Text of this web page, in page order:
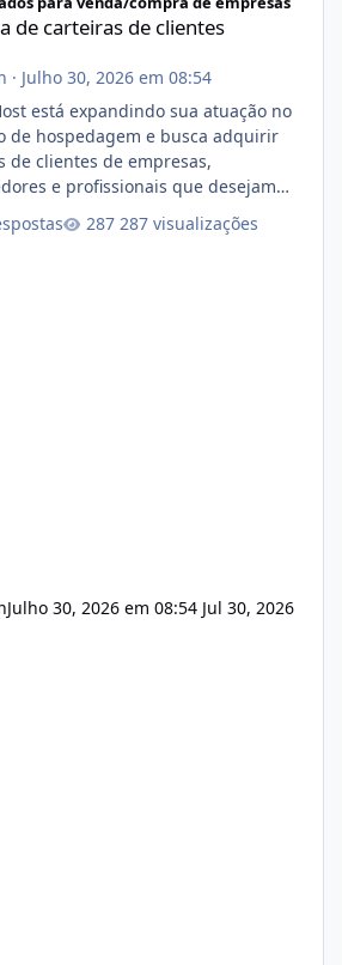
de carteiras de clientes
· Julho 30, 2026 em 08:54
está expandindo sua atuação no
de hospedagem e busca adquirir
de clientes de empresas,
e profissionais que desejam
Se você possui clientes ativos de
287 visualizações
Julho 30, 2026 em 08:54 Jul 30, 2026